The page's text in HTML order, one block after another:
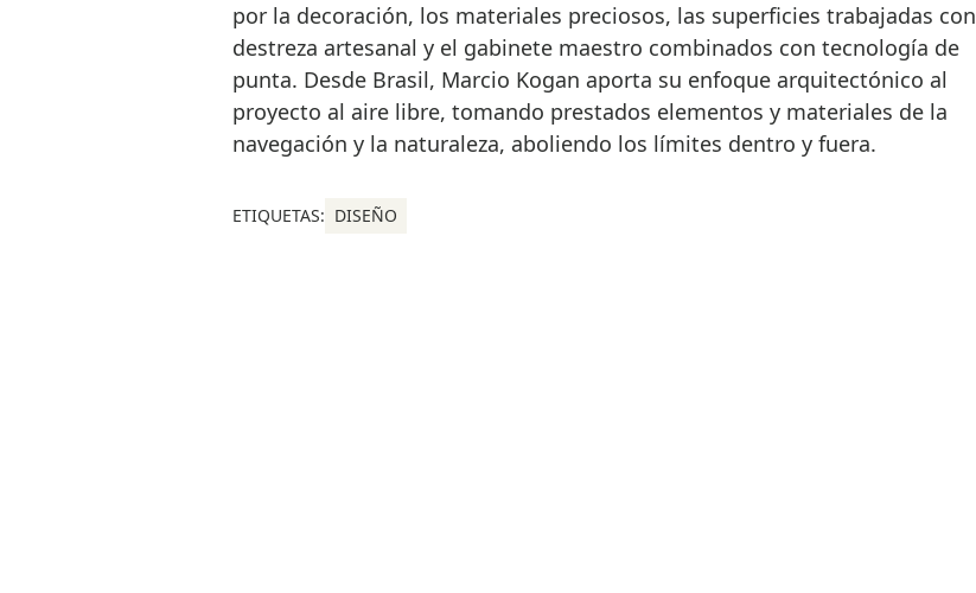
por la decoración, los materiales preciosos, las superficies trabajadas con
destreza artesanal y el gabinete maestro combinados con tecnología de
punta. Desde Brasil, Marcio Kogan aporta su enfoque arquitectónico al
proyecto al aire libre, tomando prestados elementos y materiales de la
navegación y la naturaleza, aboliendo los límites dentro y fuera.
ETIQUETAS: DISEÑO